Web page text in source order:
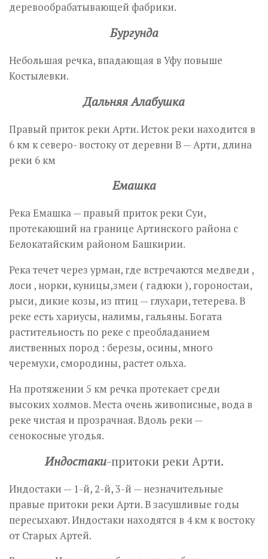
деревообрабатывающей фабрики.
Бургунда
Небольшая речка, впадающая в Уфу повыше
Костылевки.
Дальняя Алабушка
Правый приток реки Арти. Исток реки находится в
6 км к северо- востоку от деревни В — Арти, длина
реки 6 км
Емашка
Река Емашка — правый приток реки Суи,
протекаюший на границе Артинского района с
Белокатайским районом Башкирии.
Река течет через урман, где встречаются медведи ,
лоси , норки, куницы,змеи ( гадюки ), гороностаи,
рыси, дикие козы, из птиц — глухари, тетерева. В
реке есть хариусы, налимы, гальяны. Богата
растительность по реке с преобладанием
лиственных пород : березы, осины, много
черемухи, смородины, растет ольха.
На протяжении 5 км речка протекает среди
высоких холмов. Места очень живописные, вода в
реке чистая и прозрачная. Вдоль реки —
сенокосные угодья.
Индостаки-притоки реки Арти.
Индостаки — 1-й, 2-й, 3-й — незначительные
правые притоки реки Арти. В засушливые годы
пересыхают. Индостаки находятся в 4 км к востоку
от Старых Артей.